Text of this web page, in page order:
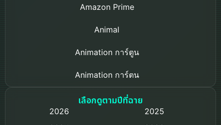
Amazon Prime
Animal
Animation การ์ตูน
Animation การ์ตูน
Based on a True Story เรื่องจริง
เลือกดูตามปีที่ฉาย
2026
2025